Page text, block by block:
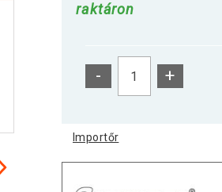
raktáron
- +
Importőr